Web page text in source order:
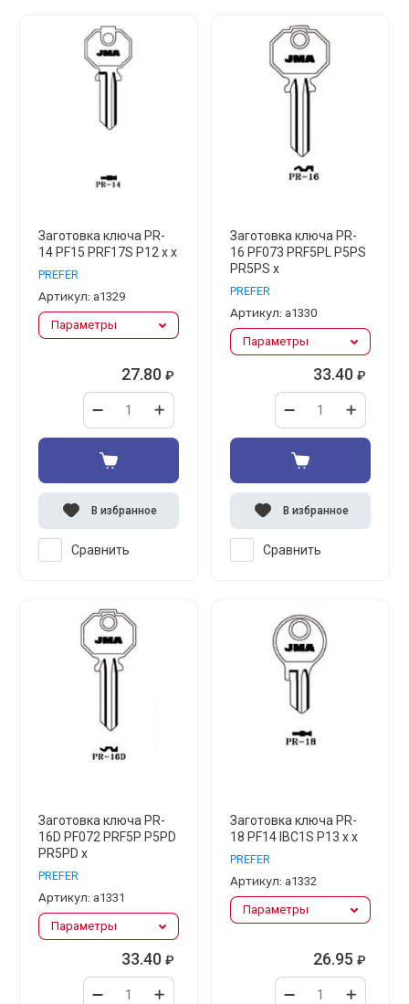
Заготовка ключа PR-
14 PF15 PRF17S P12 x x
PREFER
Артикул: а1329
Параметры
27.80 ₽
Сравнить
В избранное
Заготовка ключа PR-
16 PF073 PRF5PL P5PS
PR5PS x
PREFER
Артикул: а1330
Параметры
33.40 ₽
Сравнить
В избранное
Заготовка ключа PR-
16D PF072 PRF5P P5PD
PR5PD x
PREFER
Артикул: а1331
Параметры
33.40 ₽
Заготовка ключа PR-
18 PF14 IBC1S P13 x x
PREFER
Артикул: а1332
Параметры
26.95 ₽